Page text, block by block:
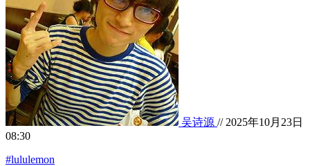
吴诗源 // 2025年10月23日
08:30
#lululemon